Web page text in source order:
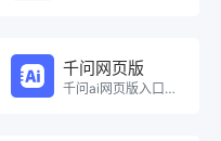
千问网页版
千问ai网页版入口在线使用。